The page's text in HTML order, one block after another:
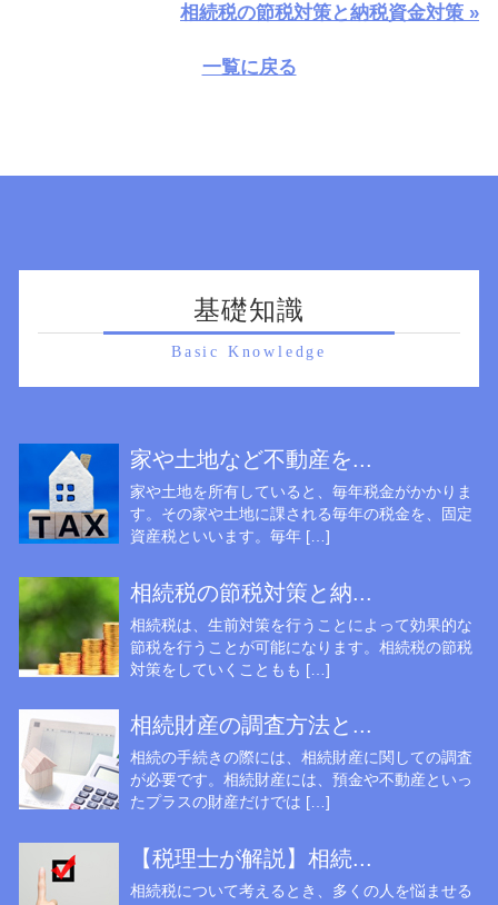
相続税の節税対策と納税資金対策 »
一覧に戻る
基礎知識
Basic Knowledge
家や土地など不動産を...
家や土地を所有していると、毎年税金がかかりま
す。その家や土地に課される毎年の税金を、固定
資産税といいます。毎年 […]
相続税の節税対策と納...
相続税は、生前対策を行うことによって効果的な
節税を行うことが可能になります。相続税の節税
対策をしていくこともも […]
相続財産の調査方法と...
相続の手続きの際には、相続財産に関しての調査
が必要です。相続財産には、預金や不動産といっ
たプラスの財産だけでは […]
【税理士が解説】相続...
相続税について考えるとき、多くの人を悩ませる